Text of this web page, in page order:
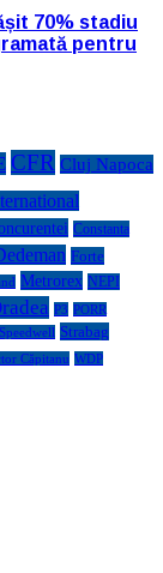
70% stadiu
pentru
CFR Cluj Napoca
Constanta
Forte
Metrorex NEPI
P3 PORR
Speedwell Strabag
Căpitanu WDP